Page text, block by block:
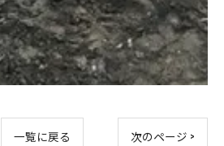
一覧に戻る 次のページ >